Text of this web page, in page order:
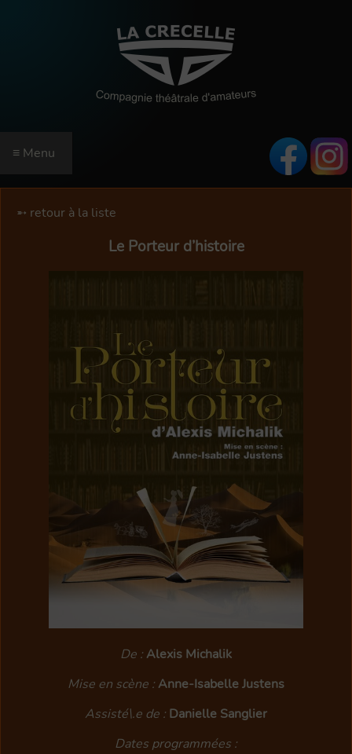
≡ Menu
ACCUEIL
RÉSERVATIONS
ABONNEMENTS
CONTACTEZ-NOUS
LOCALISATION
NOS FEUILLETS
PARTICIPEZ
retour à la liste
Le Porteur d’histoire
De : Alexis Michalik
Mise en scène : Anne-Isabelle Justens
Assisté\.e de : Danielle Sanglier
Dates programmées :